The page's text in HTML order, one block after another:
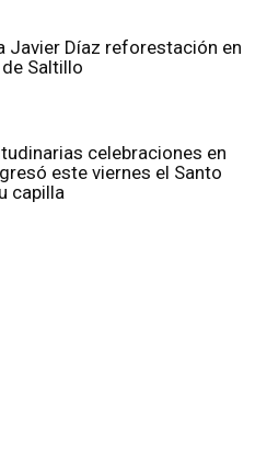
Javier Díaz reforestación en
Saltillo
celebraciones en
este viernes el Santo
capilla